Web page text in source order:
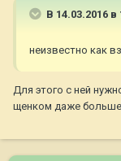
В 14.03.2016 в
неизвестно как
Для этого с ней
щенком даже